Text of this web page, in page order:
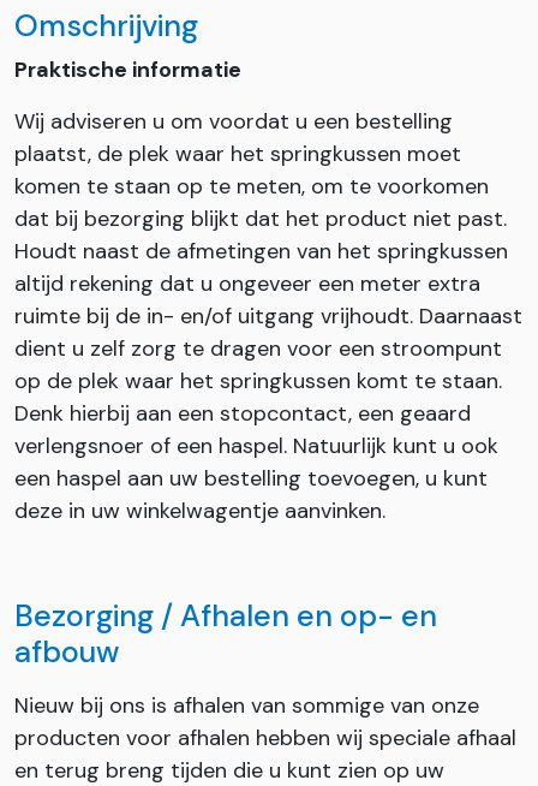
Omschrijving
Praktische informatie
Wij adviseren u om voordat u een bestelling
plaatst, de plek waar het springkussen moet
komen te staan op te meten, om te voorkomen
dat bij bezorging blijkt dat het product niet past.
Houdt naast de afmetingen van het springkussen
altijd rekening dat u ongeveer een meter extra
ruimte bij de in- en/of uitgang vrijhoudt. Daarnaast
dient u zelf zorg te dragen voor een stroompunt
op de plek waar het springkussen komt te staan.
Denk hierbij aan een stopcontact, een geaard
verlengsnoer of een haspel. Natuurlijk kunt u ook
een haspel aan uw bestelling toevoegen, u kunt
deze in uw winkelwagentje aanvinken.
Bezorging / Afhalen en op- en
afbouw
Nieuw bij ons is afhalen van sommige van onze
producten voor afhalen hebben wij speciale afhaal
en terug breng tijden die u kunt zien op uw